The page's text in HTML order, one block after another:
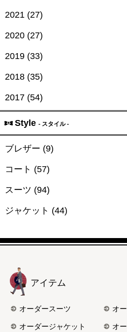
2021 (27)
2020 (27)
2019 (33)
2018 (35)
2017 (54)
Style - スタイル -
ブレザー (9)
コート (57)
スーツ (94)
ジャケット (44)
アイテム
オーダースーツ
オ
オーダージャケット
オ